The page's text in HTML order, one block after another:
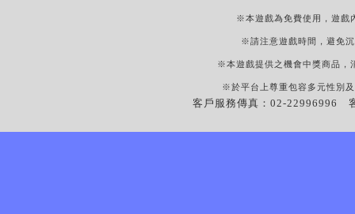
※本遊戲為免費使用，遊戲
※請注意遊戲時間，避免
※本遊戲提供之機會中獎商品，
※於平台上尊重包容多元性別
客戶服務傳真：02-22996996